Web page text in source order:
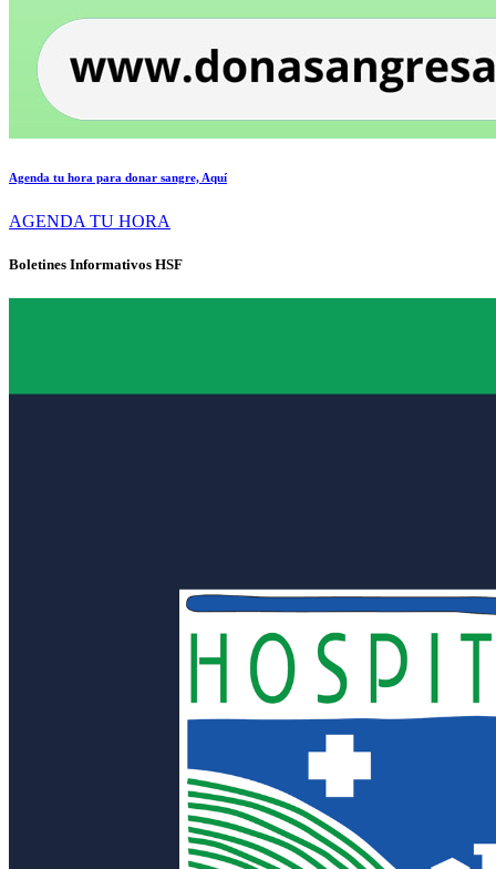
Agenda tu hora para donar sangre, Aquí
AGENDA TU HORA
Boletines Informativos HSF